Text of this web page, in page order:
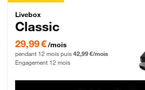
Livebox Classic Fibre
Livebox
Classic
29,99 € par mois pendant 12 mois puis 42,99 €
29,99 €/mois
pendant 12 mois puis 42,99 €/mois
Engagement 12 mois